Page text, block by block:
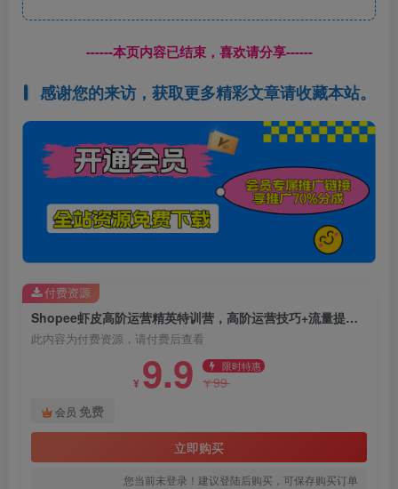
------本页内容已结束，喜欢请分享------
感谢您的来访，获取更多精彩文章请收藏本站。
Shopee虾皮高阶运营精英特训营，高阶运营技巧+流量提升+转化率优化，助你业绩翻倍
此内容为付费资源，请付费后查看
¥ 9.9 限时特惠
¥99
会员 免费
立即购买
您当前未登录！建议登陆后购买，可保存购买订单
付费资源